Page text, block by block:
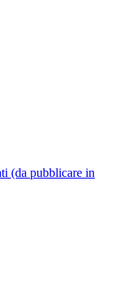
(da pubblicare in